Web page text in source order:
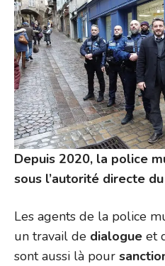
Depuis 2020, la police
sous l’autorité directe
Les agents de la police
un travail de dialogue et
sont aussi là pour